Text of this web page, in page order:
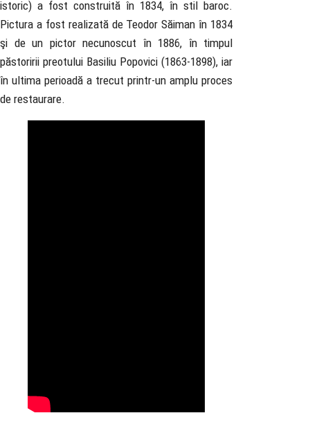
istoric) a fost construită în 1834, în stil baroc.
Pictura a fost realizată de Teodor Săiman în 1834
şi de un pictor necunoscut în 1886, în timpul
păstoririi preotului Basiliu Popovici (1863-1898), iar
în ultima perioadă a trecut printr-un amplu proces
de restaurare.